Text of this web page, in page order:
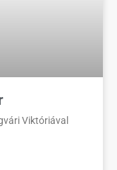
Viktóriával